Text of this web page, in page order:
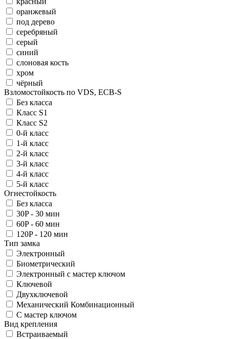
оранжевый
под дерево
серебряный
серый
синий
слоновая кость
хром
чёрный
Взломостойкость по VDS, ECB-S
Без класса
Класс S1
Класс S2
0-й класс
1-й класс
2-й класс
3-й класс
4-й класс
5-й класс
Огнестойкость
Без класса
30P - 30 мин
60P - 60 мин
120P - 120 мин
Тип замка
Электронный
Биометрический
Электронный с мастер ключом
Ключевой
Двухключевой
Механический Комбинационный
С мастер ключом
Вид крепления
Встраиваемый